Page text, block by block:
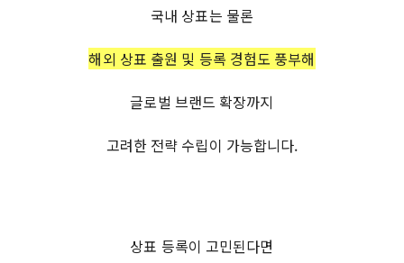
국내 상표는 물론
해외 상표 출원 및 등록 경험도 풍부해
글로벌 브랜드 확장까지
고려한 전략 수립이 가능합니다.
상표 등록이 고민된다면